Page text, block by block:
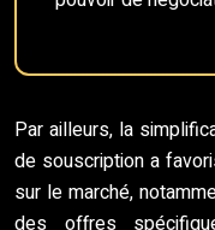
Par ailleurs, la
de souscription a
sur le marché,